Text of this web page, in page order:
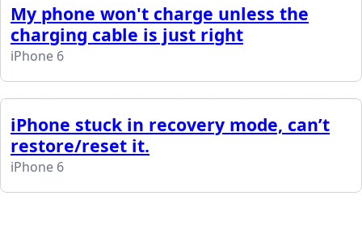
My phone won't charge unless the
charging cable is just right
iPhone 6
iPhone stuck in recovery mode, can’t
restore/reset it.
iPhone 6